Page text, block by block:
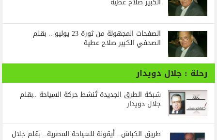
الصفحات المجهولة من ثورة 23 يوليو .. بقلم
الصحفي الكبير صلاح عطية
رحلة : جلال دويدار
شبكة الطرق الجديدة تُنشط حركة السياحة ..بقلم
جلال دويدار
طريق الكباش.. أيقونة للسياحة المصرية.. بقلم جلال